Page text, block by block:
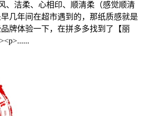
、洁柔、心相印、顺清柔（感觉顺清
几年间在超市遇到的，那纸质感就是
牌体验一下，在拼多多找到了【丽